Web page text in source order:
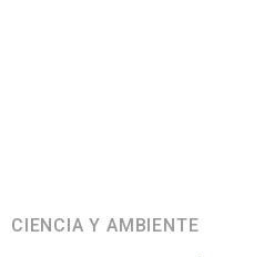
CIENCIA Y AMBIENTE